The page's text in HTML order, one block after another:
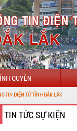
QUYỀN
TIN TỨC SỰ KIỆN